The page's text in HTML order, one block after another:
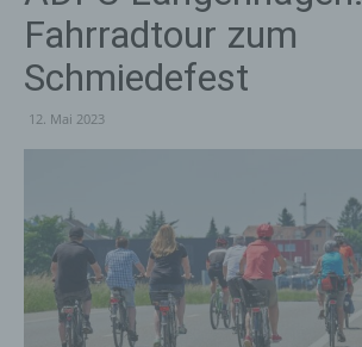
Fahrradtour zum
Schmiedefest
12. Mai 2023